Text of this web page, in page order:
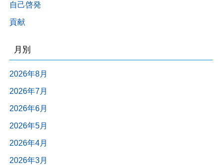
自己啓発
貢献
月別
2026年8月
2026年7月
2026年6月
2026年5月
2026年4月
2026年3月